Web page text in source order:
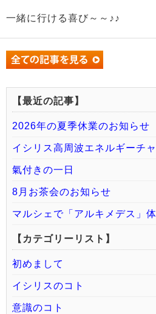
一緒に行ける喜び～～♪♪
【最近の記事】
2026年の夏季休業のお知らせ
イシリス高周波エネルギーチ
氣付きの一日
8月お茶会のお知らせ
マルシェで「アルキメデス」体
【カテゴリーリスト】
初めまして
イシリスのコト
意識のコト